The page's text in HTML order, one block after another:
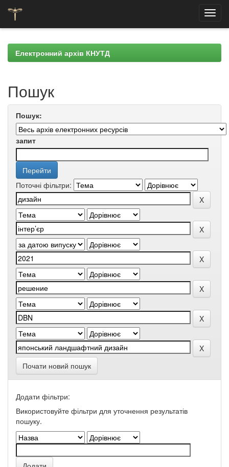
navigationЕлектронний архів КНУТД
Пошук
Пошук:
запит
Поточні фільтри:
Почати новий пошук
Додати фільтри:
Використовуйте фільтри для уточнення результатів
пошуку.